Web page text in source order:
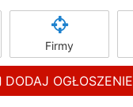
Firmy
DODAJ OGŁOSZENIE